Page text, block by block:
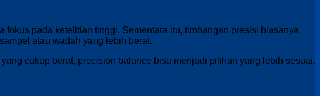
pada ketelitian tinggi. Sementara itu, timbangan presisi biasanya
atau wadah yang lebih berat.
cukup berat, precision balance bisa menjadi pilihan yang lebih sesuai.